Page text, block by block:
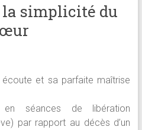
la simplicité du
et sa parfaite maîtrise
en séances de libération
par rapport au décès d’un